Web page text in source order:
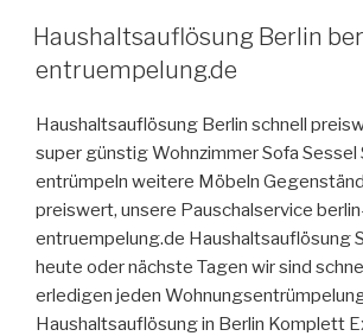
VERÖFFENTLICHT
AM
Haushaltsauflösung Berlin
entruempelung.de
Haushaltsauflösung Berlin schnell
super günstig Wohnzimmer Sofa Sessel
entrümpeln weitere Möbeln
preiswert, unsere Pauschalservice
entruempelung.de Haushaltsauflösung
heute oder nächste Tagen wir sind
erledigen jeden
Haushaltsauflösung in Berlin Komplett